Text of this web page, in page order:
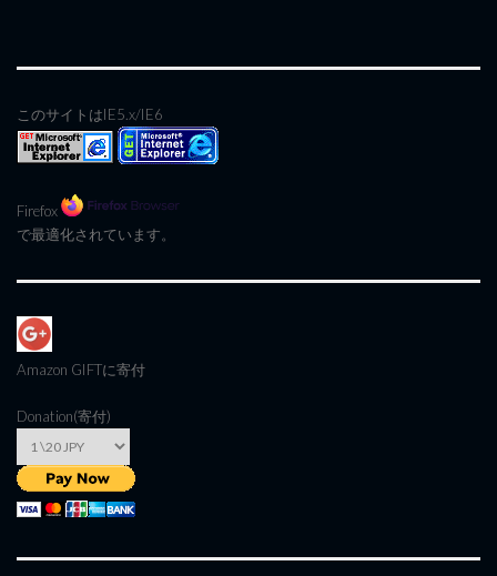
このサイトはIE5.x/IE6
Firefox
で最適化されています。
Amazon GIFTに寄付
Donation(寄付)